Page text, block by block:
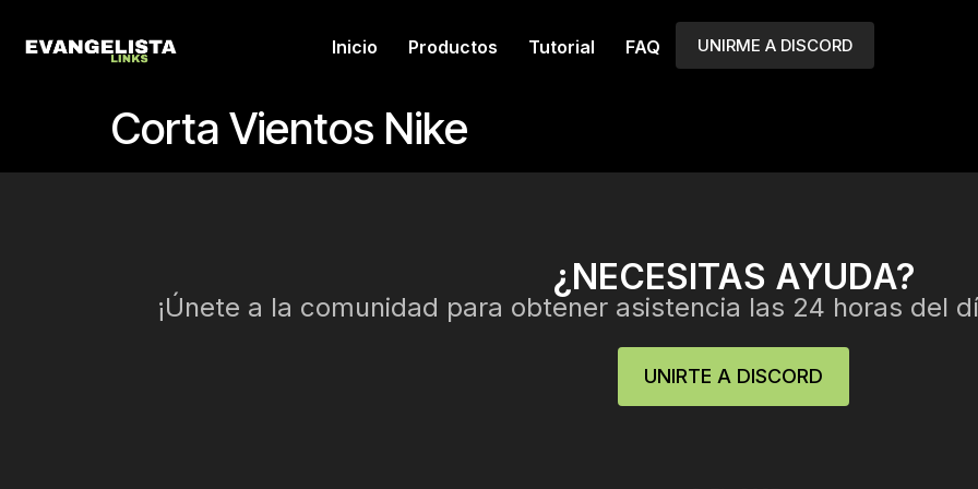
Inicio Productos Tutorial FAQ UNIRME A DISCORD
Corta Vientos Nike
¿NECESITAS AYUDA?
¡Únete a la comunidad para obtener asistencia las 24 horas del
UNIRTE A DISCORD